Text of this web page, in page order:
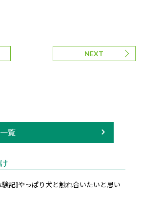
NEXT
覧
記]やっぱり犬と触れ合いたいと思い